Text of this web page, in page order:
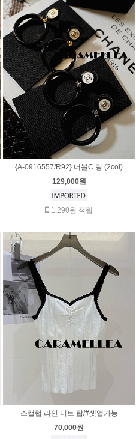
{A-0916557/R92} 더블C 링 (2col)
129,000원
1,290원 적립
스캘럽 라인 니트 탑/#셋업가능
70,000원